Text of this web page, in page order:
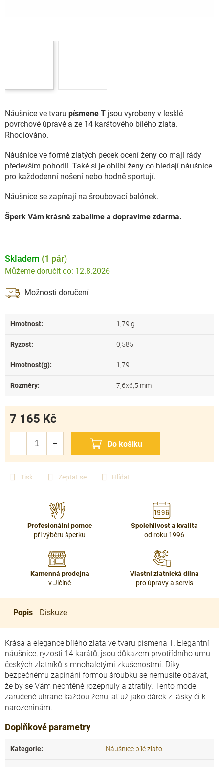
Náušnice ve tvaru písmene T jsou vyrobeny v lesklé
povrchové úpravě a ze 14 karátového bílého zlata.
Rhodiováno.
Náušnice ve formě zlatých pecek ocení ženy co mají rády
především pohodlí. Také si je oblíbí ženy co hledají náušnice
pro každodenní nošení nebo hodně sportují.
Náušnice se zapínají na šroubovací balónek.
Šperk Vám krásně zabalíme a dopravíme zdarma.
Tisk Zeptat se Hlídat
Skladem (1 pár)
12.8.2026
Možnosti doručení
7 165 Kč
Hmotnost: 1,79 g
Ryzost: 0,585
Hmotnost(g): 1,79
Rozměry: 7,6x6,5 mm
Profesionální pomoc
při výběru šperku
Spolehlivost a kvalita
od roku 1996
Kamenná prodejna
v Jičíně
Vlastní zlatnická dílna
pro úpravy a servis
Popis Diskuze
Krása a elegance bílého zlata ve tvaru písmena T. Elegantní
náušnice, ryzosti 14 karátů, jsou důkazem prvotřídního umu
českých zlatníků s mnohaletými zkušenostmi. Díky
bezpečnému zapínání formou šroubku se nemusíte obávat,
že by se Vám nechtěně rozepnuly a ztratily. Tento model
zaručeně uhrane každou ženu, ať už jako dárek z lásky či k
narozeninám.
Doplňkové parametry
Kategorie: Náušnice bílé zlato